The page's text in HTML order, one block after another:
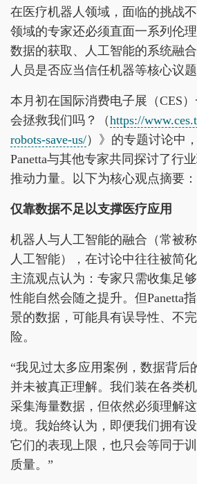
在医疗机器人领域，面临的挑战
领域的专家还必须直面一系列伦
数据的获取、人工智能的系统融
人员是否应当信任机器等核心议题
本月初在国际消费电子展（CES
会拯救我们吗？（https://
robots-save-us/）》的专题讨论中
Panetta与其他专家共同探讨了行
推动力量。以下为核心观点摘要：
仅靠数据不足以支撑医疗应用
机器人与人工智能的融合（常被
人工智能），在讨论中往往被简
主流观点认为：专家只需收集足
性能自然会随之提升。但Panetta
景的数据，可能具有误导性、不
险。
“我见过太多应用案例，数据背后
并未被真正理解。我们装在各类
采集海量数据，但依然必须理解
境。我始终认为，即便我们拥有
它们的表现上限，也只会等同于
质量。”